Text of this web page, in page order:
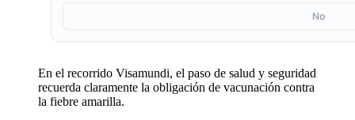
En el recorrido Visamundi, el paso de salud y seguridad
recuerda claramente la obligación de vacunación contra
la fiebre amarilla.